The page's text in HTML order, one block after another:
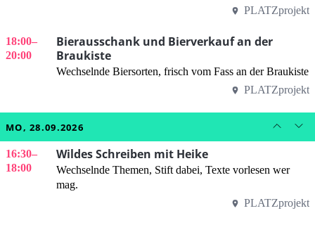
PLATZprojekt
18:00–
20:00
Bierausschank und Bierverkauf an der
Braukiste
Wechselnde Biersorten, frisch vom Fass an der Braukiste
PLATZprojekt
MO, 28.09.2026
16:30–
18:00
Wildes Schreiben mit Heike
Wechselnde Themen, Stift dabei, Texte vorlesen wer
mag.
PLATZprojekt